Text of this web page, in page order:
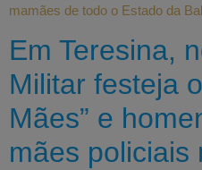
mamães de todo o Estado da
Em Teresina,
Militar festeja
Mães” e
mães policiais